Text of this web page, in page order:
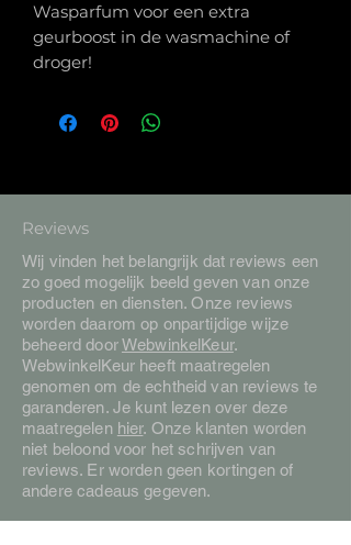
Wasparfum voor een extra
geurboost in de wasmachine of
droger!
Reviews
Wij vinden het belangrijk dat reviews een
zo goed mogelijk beeld geven van onze
producten en diensten. Onze reviews
worden daarom op onpartijdige wijze
beheerd doorWebwinkelKeur.
WebwinkelKeur heeft maatregelen
genomen om de echtheid van reviews te
garanderen. Je kunt lezen over deze
maatregelen hier. Onze klanten worden
niet beloond voor het schrijven van
reviews. Er worden geen kortingen of
andere cadeaus gegeven.